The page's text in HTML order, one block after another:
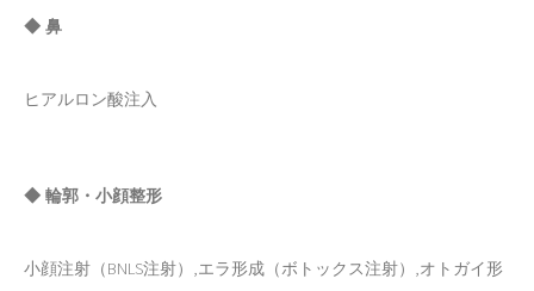
◆ 鼻
ヒアルロン酸注入
◆ 輪郭・小顔整形
小顔注射（BNLS注射）,エラ形成（ボトックス注射）,オトガイ形